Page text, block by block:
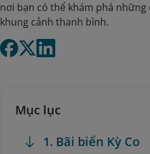
nơi bạn có thể khám phá
khung cảnh thanh bình.
Mục lục
1. Bãi biển Kỳ Co